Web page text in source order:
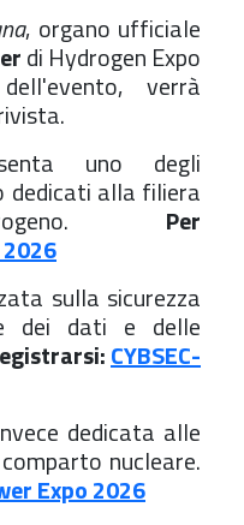
, organo ufficiale
di Hydrogen Expo
verrà
uno degli
dedicati alla filiera
Per
sulla sicurezza
dei dati e delle
CYBSEC-
dedicata alle
nucleare.
Expo 2026